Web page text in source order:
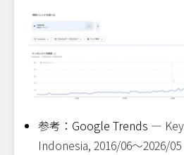
なぜ抹茶はインドネシ
参考：Google Trends —
Indonesia, 2016/06〜2026/05